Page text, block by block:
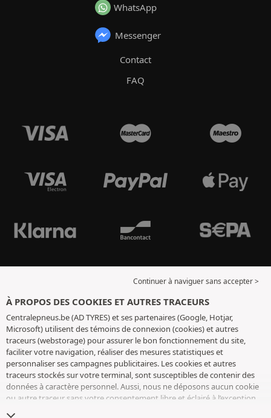
WhatsApp
Messenger
Contact
FAQ
Continuer à naviguer sans accepter >
À PROPOS DES COOKIES ET AUTRES TRACEURS
Centralepneus.be (AD TYRES) et ses partenaires (Google, Hotjar,
Microsoft) utilisent des témoins de connexion (cookies) et autres
traceurs (webstorage) pour assurer le bon fonctionnement du site,
faciliter votre navigation, réaliser des mesures statistiques et
personnaliser ses campagnes publicitaires. Les cookies et autres
traceurs stockés sur votre terminal, sont susceptibles de contenir des
données à caractère personnel. Aussi, nous ne déposons aucun cookie
ou autre traceur sans votre consentement libre et éclairé à l’exception